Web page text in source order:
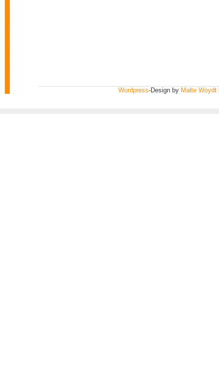
Wordpress-Design by Malte Woydt